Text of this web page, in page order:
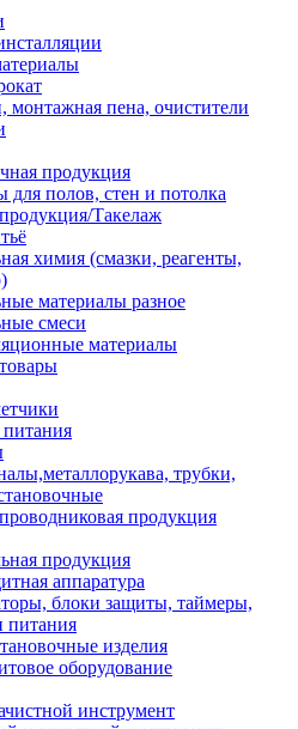
монтажная пена, очистители
продукция
для полов, стен и потолка
Такелаж
химия (смазки, реагенты,
материалы разное
смеси
материалы
трубки,
продукция
продукция
аппаратура
блоки защиты, таймеры,
питания
изделия
оборудование
инструмент